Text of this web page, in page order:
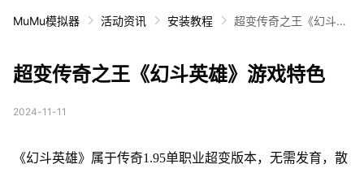
MuMu模拟器 活动资讯 安装教程
超变传奇之王《幻斗英
超变传奇之王《幻斗英雄》游戏特色
2024-11-11
《幻斗英雄》属于传奇1.95单职业超变版本，无需发育，散